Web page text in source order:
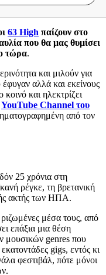
63 High παίζουν στο
που θα μας θυμίσει
τώρα.
και μιλούν για
αλλά και εκείνους
και ηλεκτρίζει
YouTube Channel του
από τον
25 χρόνια στη
ρέγκε, τη βρετανική
ακτής των ΗΠΑ.
μέσα τους, από
επάξια μια θέση
μουσικών genres που
gigs, εντός κι
φεστιβάλ, πότε μόνοι